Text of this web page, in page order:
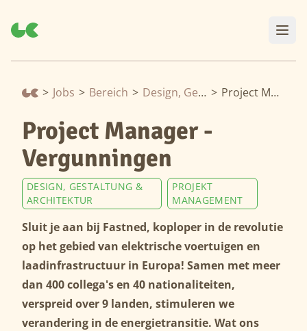
> Jobs > Bereich > Design, Gestaltung & Architektur > Project Manager - Vergunningen
Project Manager -
Vergunningen
DESIGN, GESTALTUNG &
ARCHITEKTUR
PROJEKT
MANAGEMENT
Sluit je aan bij Fastned, koploper in de revolutie
op het gebied van elektrische voertuigen en
laadinfrastructuur in Europa! Samen met meer
dan 400 collega's en 40 nationaliteiten,
verspreid over 9 landen, stimuleren we
verandering in de energietransitie. Wat ons